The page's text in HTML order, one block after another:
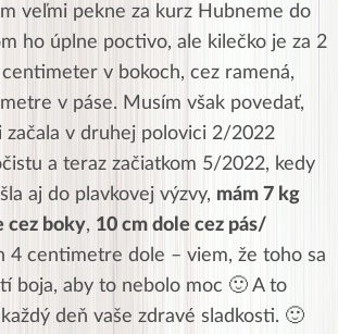
veľmi pekne za kurz Hubneme do
ho úplne poctivo, ale kilečko je za 2
v bokoch, cez ramená,
v páse. Musím však povedať,
začala v druhej polovici 2/2022
a teraz začiatkom 5/2022, kedy
aj do plavkovej výzvy, mám 7 kg
cez boky, 10 cm dole cez pás/
4 centimetre dole – viem, že toho sa
boja, aby to nebolo moc 🙂 A to
deň vaše zdravé sladkosti. 🙂